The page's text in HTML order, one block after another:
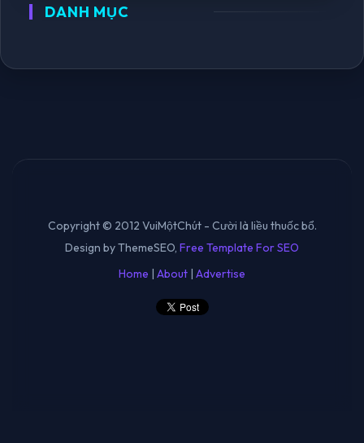
DANH MỤC
Copyright © 2012 VuiMộtChút - Cười là liều thuốc bổ.
Design by ThemeSEO, Free Template For SEO
Home | About | Advertise